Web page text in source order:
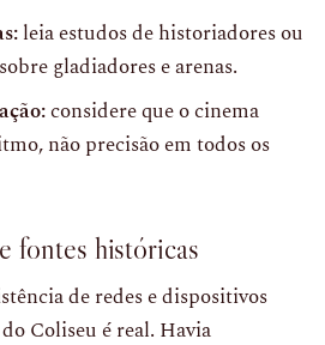
leia estudos de historiadores ou
gladiadores e arenas.
considere que o cinema
não precisão em todos os
fontes históricas
de redes e dispositivos
Coliseu é real. Havia